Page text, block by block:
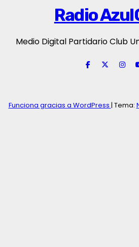
Radio
Medio Digital Partidario Club
Funciona gracias a WordPress | Tema: